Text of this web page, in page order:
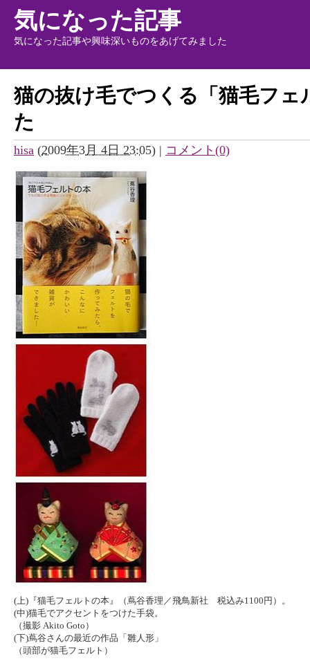
気になった記事
気になった記事や興味深いものをあげてみました
猫の抜け毛でつくる「猫毛フェ
た
hisa (2009年3月 4日 23:05) | コメント(0)
(上)『猫毛フェルトの本』（蔦谷香理／飛鳥新社 税込み1100円）。
(中)猫毛でアクセントをつけた手袋。
（撮影 Akito Goto）
(下)蔦谷さんの最近の作品「雛人形」
（頭部が猫毛フェルト）